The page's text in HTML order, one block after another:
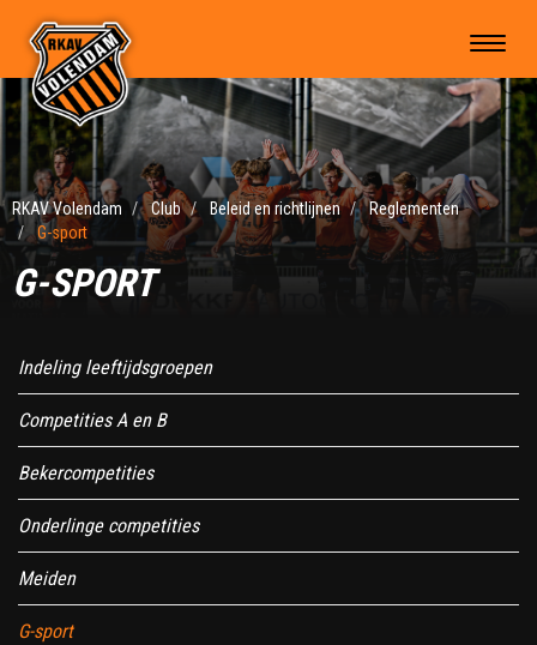
RKAV Volendam Club Beleid en richtlijnen
Reglementen
G-sport
G-SPORT
Indeling leeftijdsgroepen
Competities A en B
Bekercompetities
Onderlinge competities
Meiden
G-sport